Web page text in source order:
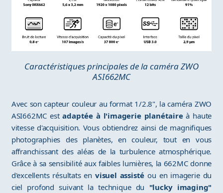
Caractéristiques principales de la caméra ZWO
ASI662MC
Avec son capteur couleur au format 1/2.8", la caméra ZWO
ASI662MC estadaptée à l'imagerie planétaireà haute
vitesse d'acquisition. Vous obtiendrez ainsi de magnifiques
photographies des planètes, en couleur, tout en vous
affranchissant des aléas de la turbulence atmosphérique.
Grâce à sa sensibilité aux faibles lumières, la 662MC donne
d'excellents résultats en visuel assisté ou en imagerie du
ciel profond suivant la technique du "lucky imaging"